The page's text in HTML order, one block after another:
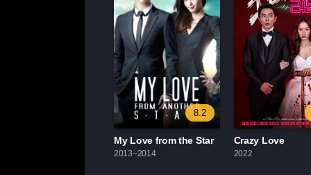
8.2
My Love from the Star
2013–2014
Crazy Love
2022